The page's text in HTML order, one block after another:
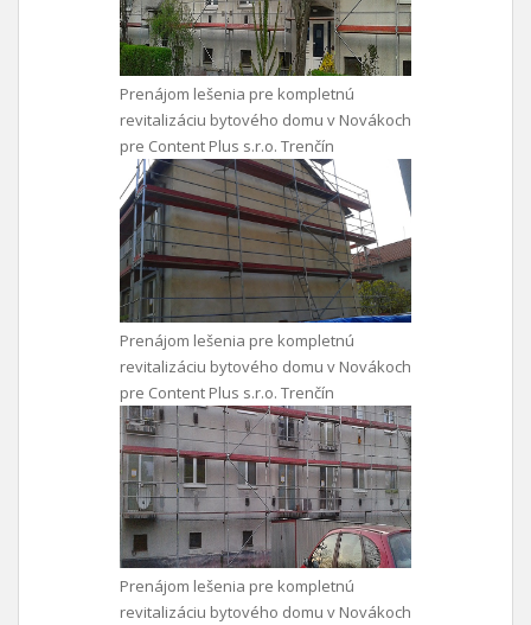
Prenájom lešenia pre kompletnú
revitalizáciu bytového domu v Novákoch
pre Content Plus s.r.o. Trenčín
Prenájom lešenia pre kompletnú
revitalizáciu bytového domu v Novákoch
pre Content Plus s.r.o. Trenčín
Prenájom lešenia pre kompletnú
revitalizáciu bytového domu v Novákoch